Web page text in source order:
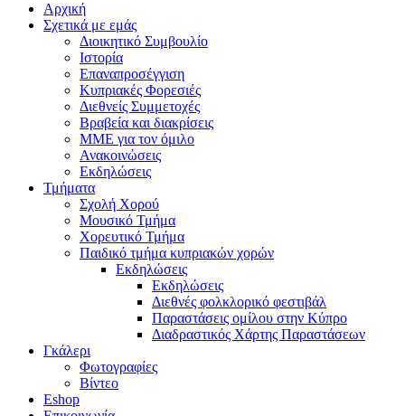
Αρχική
Σχετικά με εμάς
Διοικητικό Συμβουλίο
Ιστορία
Επαναπροσέγγιση
Κυπριακές Φορεσιές
Διεθνείς Συμμετοχές
Βραβεία και διακρίσεις
ΜΜΕ για τον όμιλο
Ανακοινώσεις
Εκδηλώσεις
Τμήματα
Σχολή Χορού
Μουσικό Τμήμα
Χορευτικό Τμήμα
Παιδικό τμήμα κυπριακών χορών
Εκδηλώσεις
Εκδηλώσεις
Διεθνές φολκλορικό φεστιβάλ
Παραστάσεις ομίλου στην Κύπρο
Διαδραστικός Χάρτης Παραστάσεων
Γκάλερι
Φωτογραφίες
Βίντεο
Eshop